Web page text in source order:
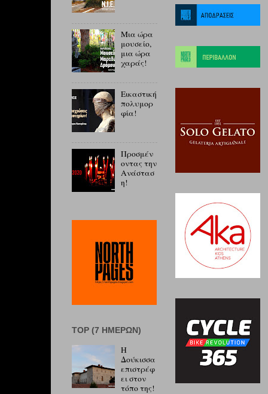
Μια ώρα
μουσείο,
μια ώρα
χαράς!
Εικαστική
πολυμορ
φία!
Προσμέν
οντας την
Ανάστασ
η!
ΤOP (7 ΗΜΕΡΏΝ)
Η
Δούκισσα
επιστρέφ
ει στον
τόπο της!